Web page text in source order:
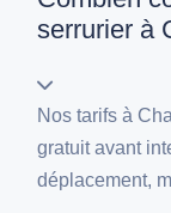
serrurier à
Nos tarifs à
gratuit avant
déplacement,